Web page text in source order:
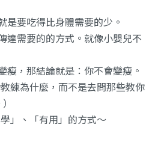
是要吃得比身體需要的少。
達需要的的方式。就像小嬰兒不
瘦，那結論就是：你不會變瘦。
練為什麼，而不是去問那些教你
」、「有用」的方式～